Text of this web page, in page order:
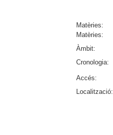
Matèries:
Matèries:
Àmbit:
Cronologia:
Accés:
Localització: